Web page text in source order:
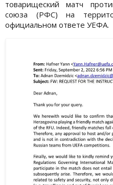
товарищеский матч
союза (РФС) на
официальном ответе УЕФА.